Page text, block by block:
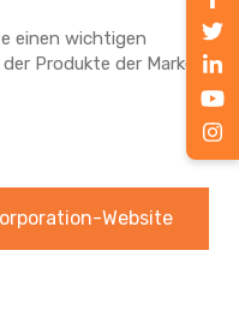
einen wichtigen
Produkte der Marke in
Website